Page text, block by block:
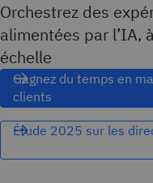
Orchestrez des
alimentées par l’IA,
échelle
Gagnez du temps en
clients
Étude 2025 sur les